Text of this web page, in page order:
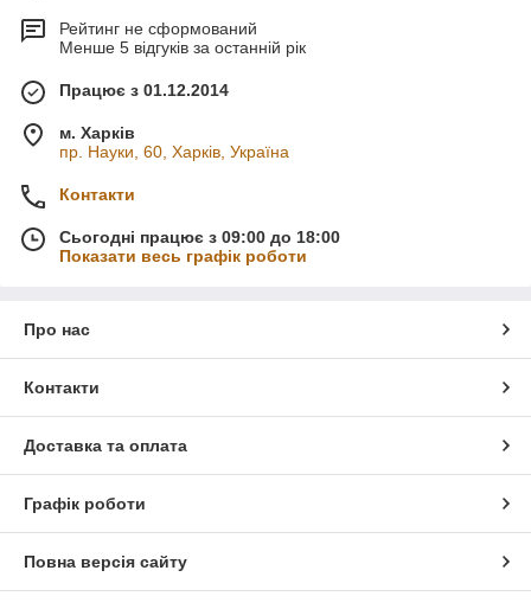
Рейтинг не сформований
Менше 5 відгуків за останній рік
Працює з 01.12.2014
м. Харків
пр. Науки, 60, Харків, Україна
Контакти
Сьогодні працює з 09:00 до 18:00
Показати весь графік роботи
Про нас
Контакти
Доставка та оплата
Графік роботи
Повна версія сайту